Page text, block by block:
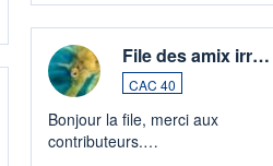
File des amix irr…
CAC 40
Bonjour la file, merci aux
contributeurs.